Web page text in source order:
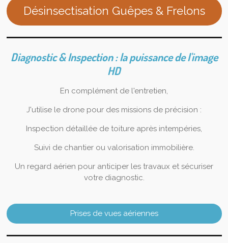
Désinsectisation Guêpes & Frelons
Diagnostic & Inspection : la puissance de l'image
HD
En complément de l'entretien,
J'utilise le drone pour des missions de précision :
Inspection détaillée de toiture après intempéries,
Suivi de chantier ou valorisation immobilière.
Un regard aérien pour anticiper les travaux et sécuriser
votre diagnostic.
Prises de vues aériennes